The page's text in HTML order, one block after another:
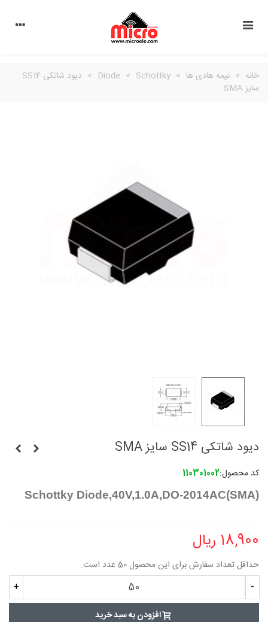
خانه > نیمه هادی ها >
Diode > Schottky
>
دیود شاتکی SS14
سایز SMA
دیود شاتکی SS14 سایز SMA
کد محصول:110301002
(Schottky Diode,40V,1.0A,DO-2014AC(SMA
18,900 ریال
حداقل تعداد سفارش برای این محصول 50 عدد است.
-
+
افزودن به سبد خرید